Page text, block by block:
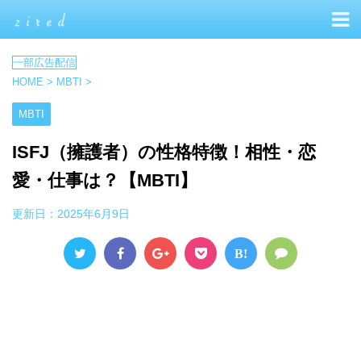
HOME > MBTI >
MBTI
ISFJ（擁護者）の性格特徴！相性・恋
愛・仕事は？【MBTI】
更新日： 2025年6月9日
B!